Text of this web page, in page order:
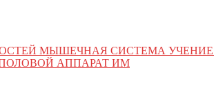
МЫШЕЧНАЯ СИСТЕМА
АППАРАТ ИМ